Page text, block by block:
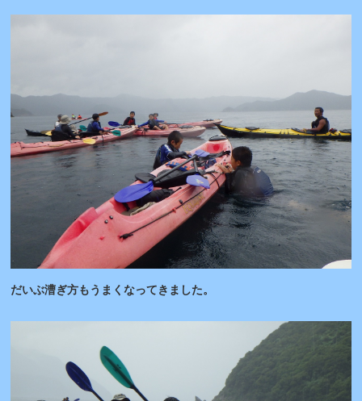
だいぶ漕ぎ方もうまくなってきました。